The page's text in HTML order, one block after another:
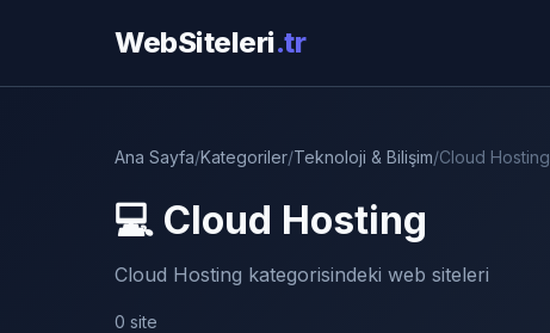
WebSiteleri.tr
Ana Sayfa/Kategoriler/Teknoloji & Bilişim/Cloud Hosting
💻 Cloud Hosting
Cloud Hosting kategorisindeki web siteleri
0 site